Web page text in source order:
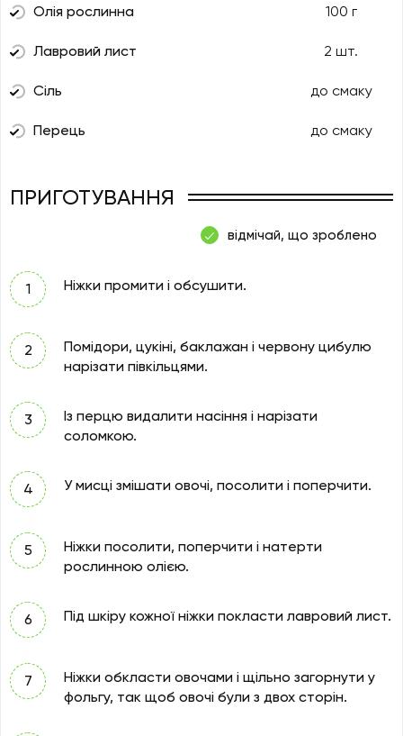
Олія рослинна 100 г
Лавровий лист 2 шт.
Сіль до смаку
Перець до смаку
ПРИГОТУВАННЯ
відмічай, що зроблено
Ніжки промити і обсушити.
Помідори, цукіні, баклажан і червону цибулю
нарізати півкільцями.
Із перцю видалити насіння і нарізати
соломкою.
У мисці змішати овочі, посолити і поперчити.
Ніжки посолити, поперчити і натерти
рослинною олією.
Під шкіру кожної ніжки покласти лавровий лист.
Ніжки обкласти овочами і щільно загорнути у
фольгу, так щоб овочі були з двох сторін.